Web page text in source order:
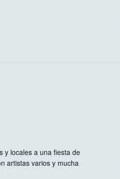
y locales a una fiesta de
artistas varios y mucha